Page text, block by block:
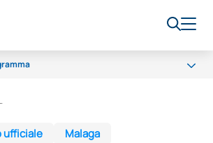
ufficiale Malaga